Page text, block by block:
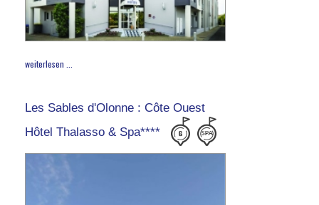
weiterlesen ...
Les Sables d'Olonne : Côte Ouest
Hôtel Thalasso & Spa****